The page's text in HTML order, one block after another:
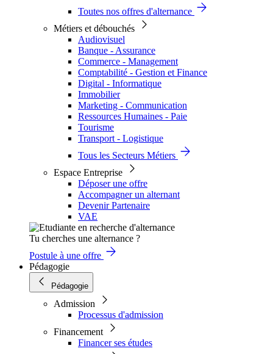
Toutes nos offres d'alternance
Métiers et débouchés
Audiovisuel
Banque - Assurance
Commerce - Management
Comptabilité - Gestion et Finance
Digital - Informatique
Immobilier
Marketing - Communication
Ressources Humaines - Paie
Tourisme
Transport - Logistique
Tous les Secteurs Métiers
Espace Entreprise
Déposer une offre
Accompagner un alternant
Devenir Partenaire
VAE
Tu cherches une alternance ?
Postule à une offre
Pédagogie
Pédagogie
Admission
Processus d'admission
Financement
Financer ses études